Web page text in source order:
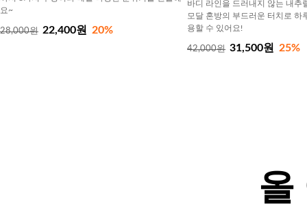
요~
28,000원 22,400원 20%
바디 라인을 드러내지 않는 내추
모달 혼방의 부드러운 터치로 하
용할 수 있어요!
42,000원 31,500원 25%
올